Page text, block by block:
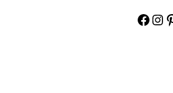
Facebook Instagram Pinterest